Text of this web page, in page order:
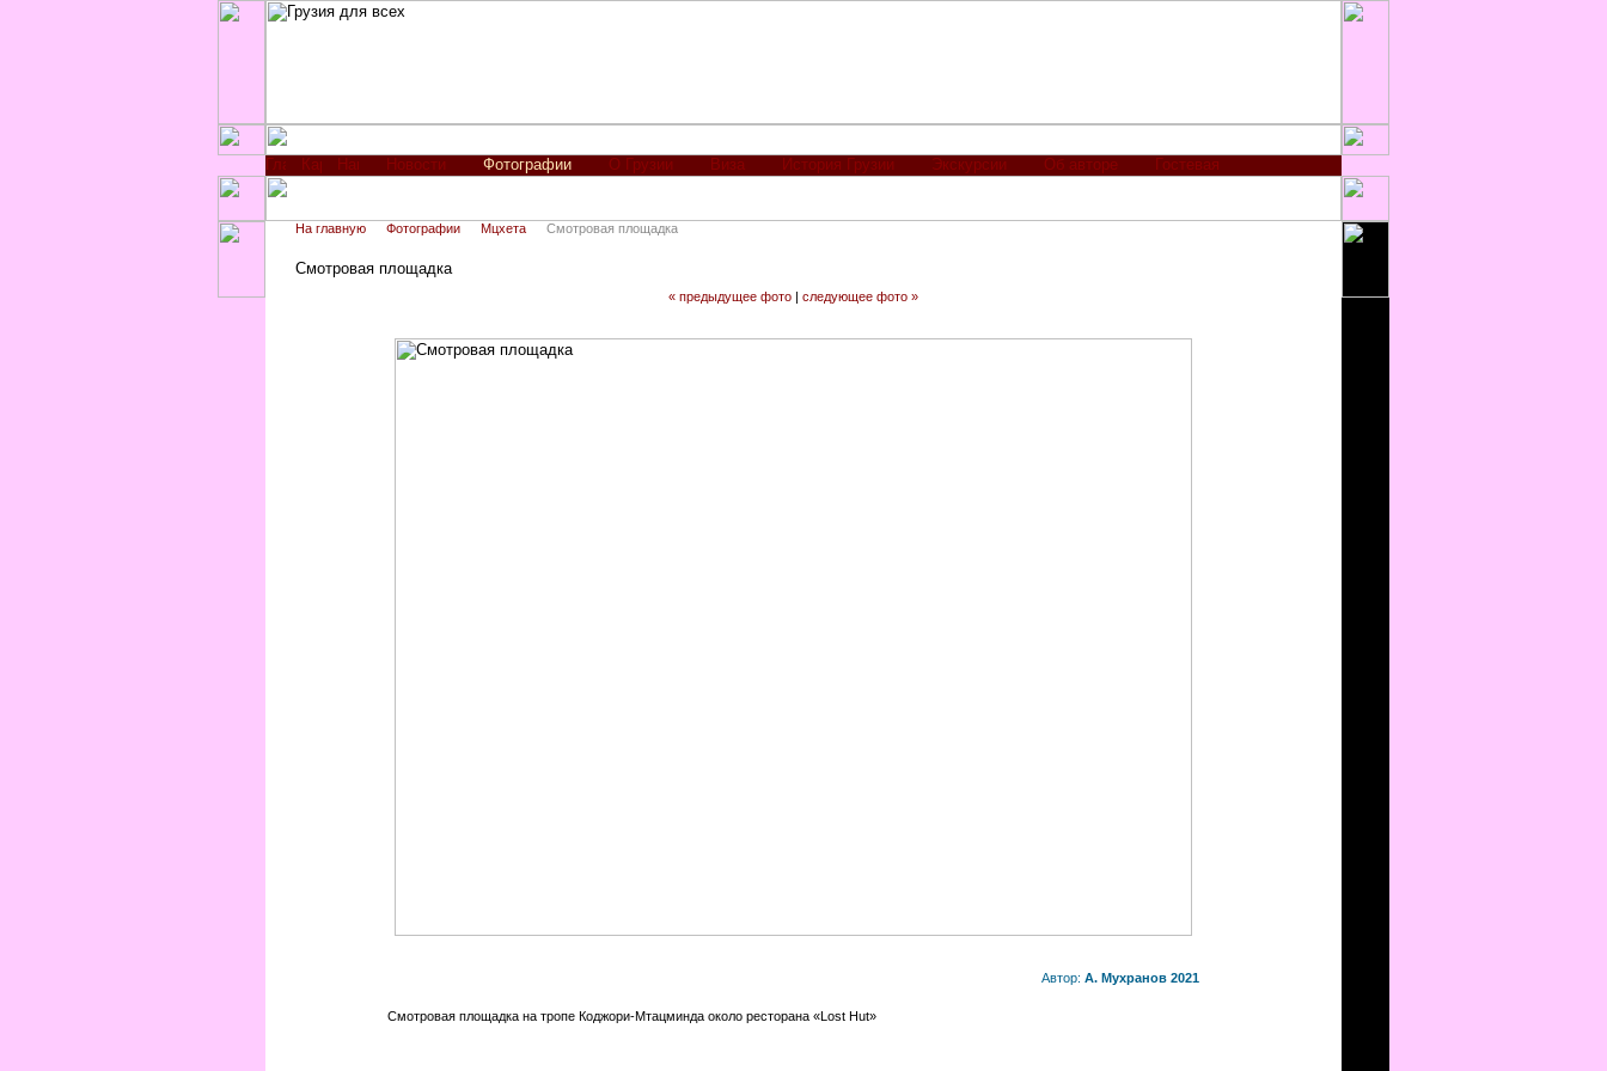
Новости Фотографии О Грузии Виза История Грузии Экскурсии Об авторе Гостевая
На главную Фотографии Мцхета Смотровая площадка
Смотровая площадка
« предыдущее фото | следующее фото »
Автор: А. Мухранов 2021
Смотровая площадка на тропе Коджори-Мтацминда около ресторана «Lost Hut»